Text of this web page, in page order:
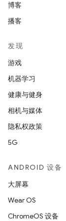
博客
播客
发现
游戏
机器学习
健康与健身
相机与媒体
隐私权政策
5G
ANDROID 设备
大屏幕
Wear OS
ChromeOS 设备